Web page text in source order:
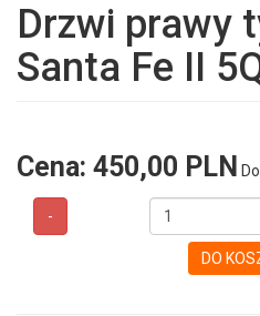
Drzwi prawy
Santa Fe II
Cena: 450,00 PLN
-
DO